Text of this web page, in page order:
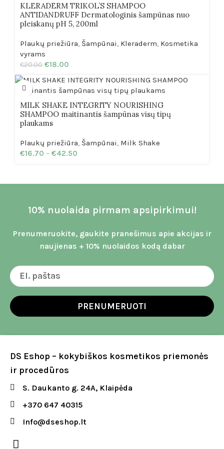
KLERADERM TRIKOL’S SHAMPOO
ANTIDANDRUFF Dermatologinis šampūnas nuo
pleiskanų pH 5, 200ml
Plaukų priežiūra, Šampūnai, Kleraderm, Kosmetika
vyrams
€20.00 €18.00
MILK SHAKE INTEGRITY NOURISHING
SHAMPOO maitinantis šampūnas visų tipų
plaukams
Plaukų priežiūra, Šampūnai, Milk Shake
€16.70 – €42.50
10% nuolaida pirmam apsipirkimui!
Prenumeruokite, gaukite pranešimus apie akcijas ir
naujienas + 10% nuolaidos kodą dabar
PRENUMERUOTI
DS Eshop – kokybiškos kosmetikos priemonės
ir procedūros
S. Daukanto g. 24A, Klaipėda
+370 647 40315
Info@dseshop.lt